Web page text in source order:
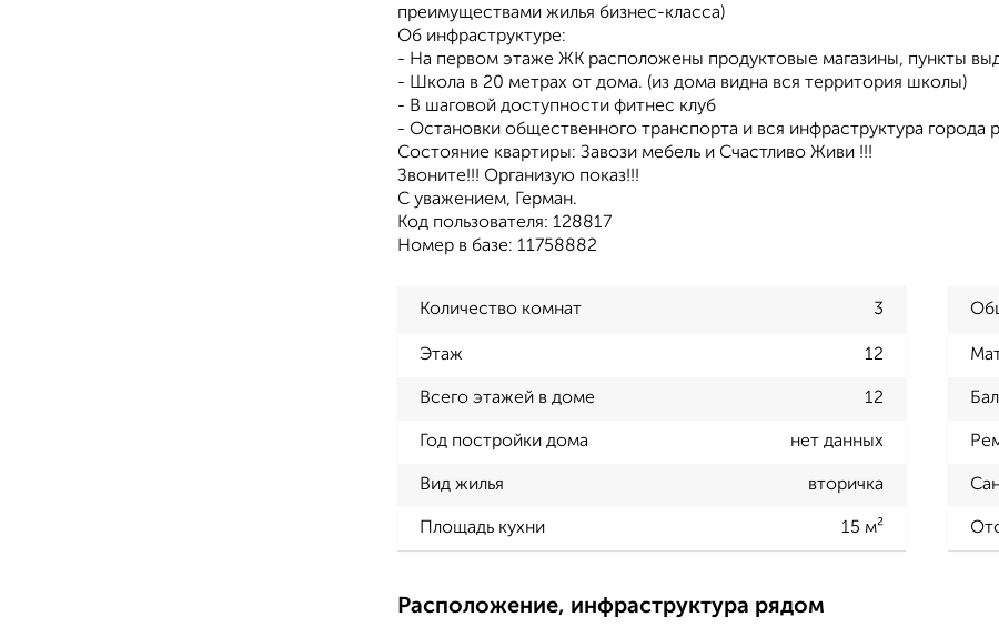
преимуществами жилья бизнес-класса)
Об инфраструктуре:
- На первом этаже ЖК расположены продуктовые магазины, пункты
- Школа в 20 метрах от дома. (из дома видна вся территория школы)
- В шаговой доступности фитнес клуб
- Остановки общественного транспорта и вся инфраструктура города
Состояние квартиры: Завози мебель и Счастливо Живи !!!
Звоните!!! Организую показ!!!
С уважением, Герман.
Код пользователя: 128817
Номер в базе: 11758882
Количество комнат 3
Этаж 12
Всего этажей в доме 12
Год постройки дома нет данных
Вид жилья вторичка
Площадь кухни 15 м²
Расположение, инфраструктура рядом